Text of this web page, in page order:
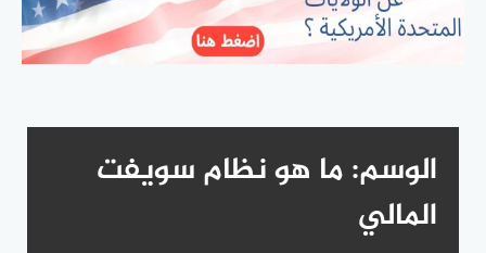
الوسم:ما هو نظام سويفت
المالي